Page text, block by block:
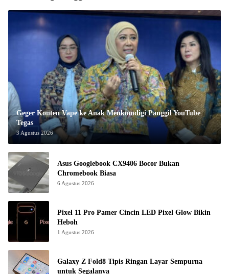
Geger Konten Vape ke Anak Menkomdigi Panggil YouTube
Tegas
3 Agustus 2026
Asus Googlebook CX9406 Bocor Bukan
Chromebook Biasa
6 Agustus 2026
Pixel 11 Pro Pamer Cincin LED Pixel Glow Bikin
Heboh
1 Agustus 2026
Galaxy Z Fold8 Tipis Ringan Layar Sempurna
untuk Segalanya